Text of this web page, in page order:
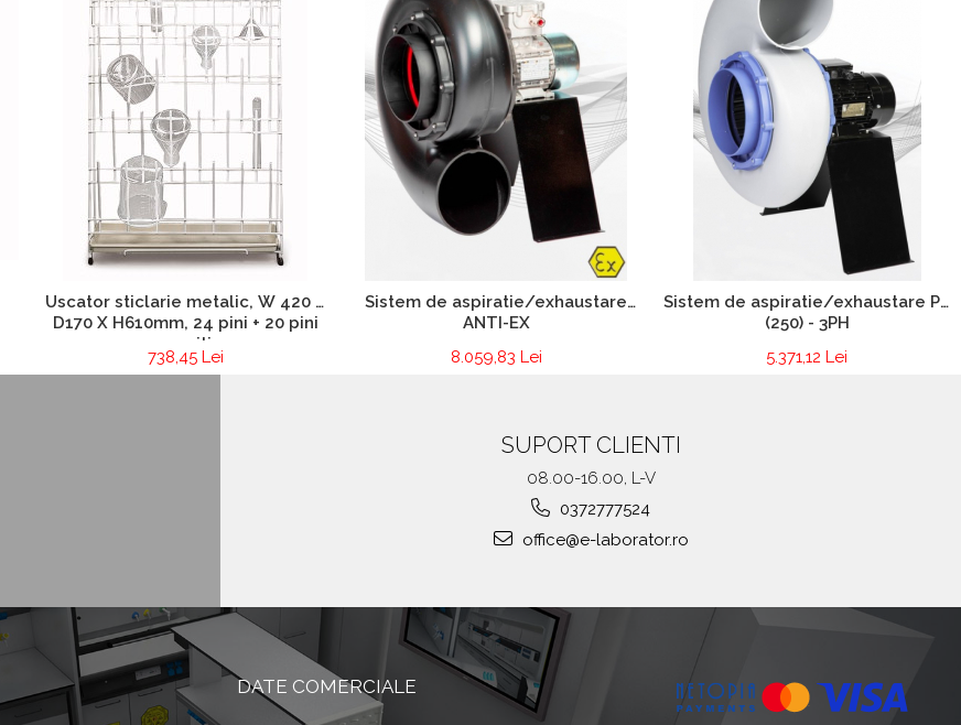
Uscator sticlarie metalic, W 420 X
D170 X H610mm, 24 pini + 20 pini
arcuiti
738,45 Lei
Sistem de aspiratie/exhaustare
ANTI-EX
8.059,83 Lei
Sistem de aspiratie/exhaustare PP
(250) - 3PH
5.371,12 Lei
SUPORT CLIENTI
08.00-16.00, L-V
0372777524
office@e-laborator.ro
DATE COMERCIALE